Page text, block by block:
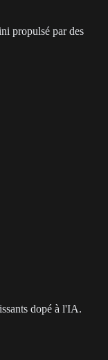
propulsé par des
dopé à l'IA.